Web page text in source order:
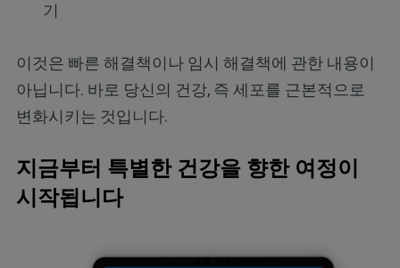
기
이것은 빠른 해결책이나 임시 해결책에 관한 내용이
아닙니다. 바로 당신의 건강, 즉 세포를 근본적으로
변화시키는 것입니다.
지금부터 특별한 건강을 향한 여정이
시작됩니다